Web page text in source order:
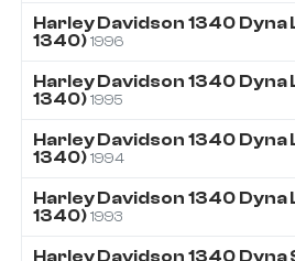
Harley Davidson 1340 Dyna
1340) 1996
Harley Davidson 1340 Dyna
1340) 1995
Harley Davidson 1340 Dyna
1340) 1994
Harley Davidson 1340 Dyna
1340) 1993
Harley Davidson 1340 Dyna